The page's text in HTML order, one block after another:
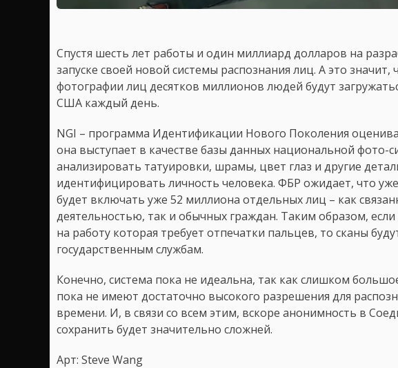
Спустя шесть лет работы и один миллиард долларов на
запуске своей новой системы распознания лиц. А это значит,
фотографии лиц десятков миллионов людей будут
США каждый день.
NGI – программа Идентификации Нового Поколения
она выступает в качестве базы данных национальной фото-
анализировать татуировки, шрамы, цвет глаз и другие
идентифицировать личность человека. ФБР ожидает, что
будет включать уже 52 миллиона отдельных лиц – как
деятельностью, так и обычных граждан. Таким образом, если
на работу которая требует отпечатки пальцев, то сканы
государственным службам.
Конечно, система пока не идеальна, так как слишком
пока не имеют достаточно высокого разрешения для
времени. И, в связи со всем этим, вскоре анонимность в
сохранить будет значительно сложней.
Арт: Steve Wang